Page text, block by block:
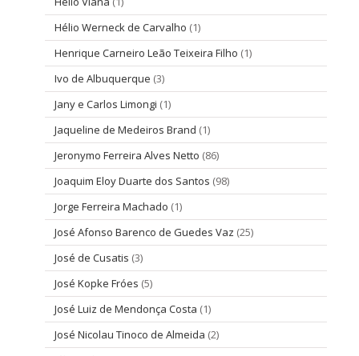
Hélio Werneck de Carvalho (1)
Henrique Carneiro Leão Teixeira Filho (1)
Ivo de Albuquerque (3)
Jany e Carlos Limongi (1)
Jaqueline de Medeiros Brand (1)
Jeronymo Ferreira Alves Netto (86)
Joaquim Eloy Duarte dos Santos (98)
Jorge Ferreira Machado (1)
José Afonso Barenco de Guedes Vaz (25)
José de Cusatis (3)
José Kopke Fróes (5)
José Luiz de Mendonça Costa (1)
José Nicolau Tinoco de Almeida (2)